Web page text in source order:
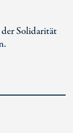
Solidarität